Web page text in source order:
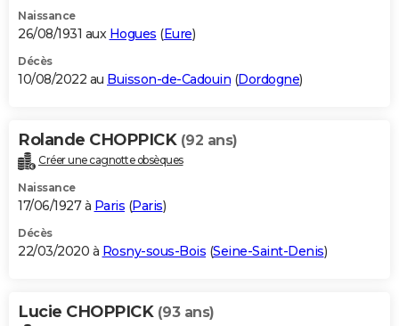
Naissance
26/08/1931 aux Hogues (Eure)
Décès
10/08/2022 au Buisson-de-Cadouin (Dordogne)
Rolande CHOPPICK (92 ans)
Créer une cagnotte obsèques
Naissance
17/06/1927 à Paris (Paris)
Décès
22/03/2020 à Rosny-sous-Bois (Seine-Saint-Denis)
Lucie CHOPPICK (93 ans)